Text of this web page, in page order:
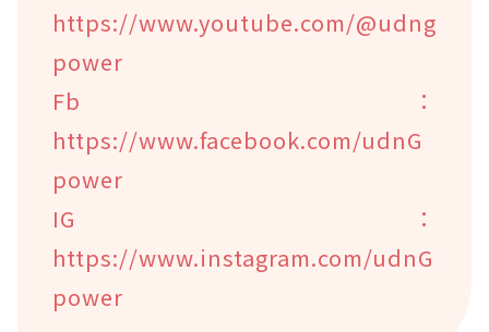
https://www.youtube.com/@udng
power
Fb：
https://www.facebook.com/udnG
power
IG：
https://www.instagram.com/udnG
power